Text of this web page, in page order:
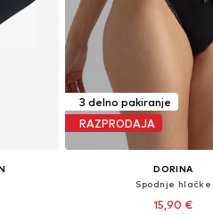
3 delno pakiranje
RAZPRODAJA
DORINA
Spodnje hlačke
15,90 €